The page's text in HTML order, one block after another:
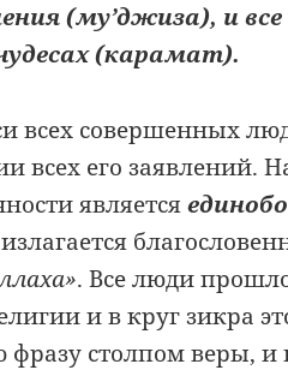
(му’джиза), и
(карамат).
всех совершенных
всех его заявлений.
является
. Все люди
и в круг зикра
фразу столпом веры, и